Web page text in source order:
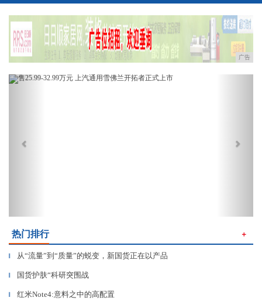
广告
Previous
热门排行 ＋
▎ 从“流量”到“质量”的蜕变，新国货正在以产品
▎ 国货护肤“科研突围战
▎ 红米Note4:意料之中的高配置